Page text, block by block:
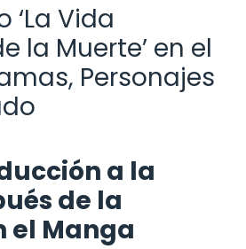
‘La Vida
la Muerte’ en el
Personajes
a la
de la
el Manga